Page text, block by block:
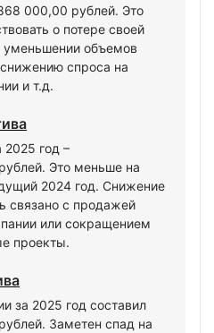
000,00 рублей. Это
о потере своей
уменьшении объемов
спроса на
и т.д.
2025 год –
Это меньше на
2024 год. Снижение
связано с продажей
или сокращением
проекты.
за 2025 год составил
Заметен спад на